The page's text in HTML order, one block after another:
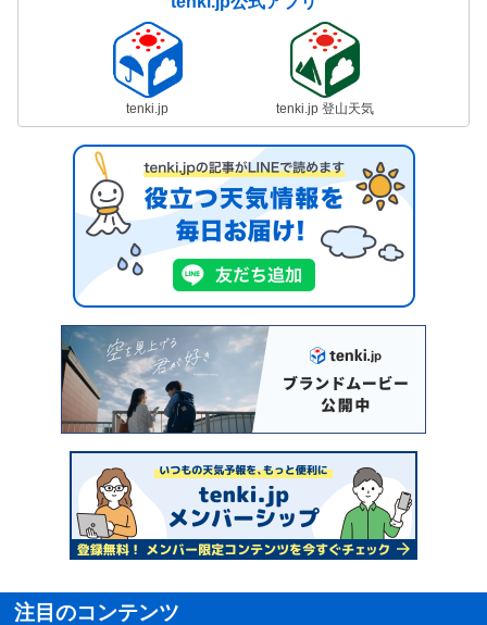
tenki.jp tenki.jp 登山天気
注目のコンテンツ